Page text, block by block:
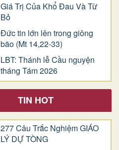
Giá Trị Của Khổ Ðau Và Từ
Bỏ
Đức tin lớn lên trong giông
bão (Mt 14,22-33)
LBT: Thánh lễ Cầu nguyện
tháng Tám 2026
TIN HOT
277 Câu Trắc Nghiệm GIÁO
LÝ DỰ TÒNG